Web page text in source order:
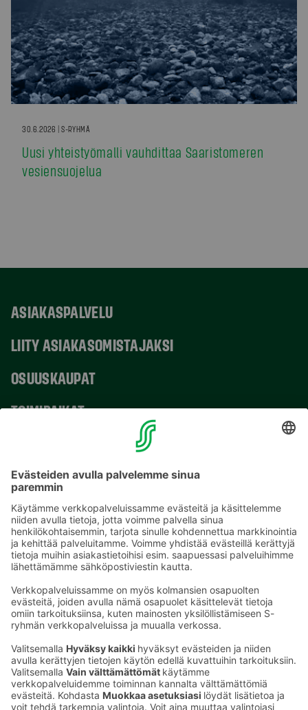
30.6.2026 | S-RYHMÄ
Uusi yhteistyömalli vauhdittaa Saaristomeren
vesiensuojelua
ASIAKASPALVELU
LIITY ASIAKASOMISTAJAKSI
OSUUSKAUPAT
TOIMIPAIKAT
Sähköpostiosoitteet S-ryhmässä ovat muotoa
etunimi.sukunimi@sok.fi
Seuraa meitä: